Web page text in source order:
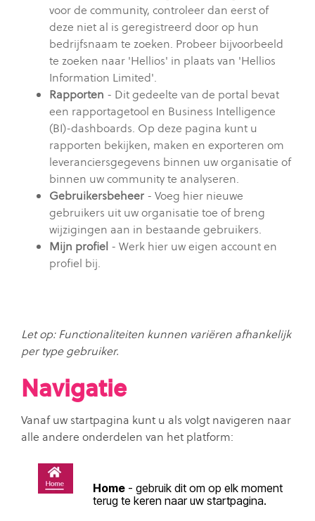
voor de community, controleer dan eerst of
deze niet al is geregistreerd door op hun
bedrijfsnaam te zoeken. Probeer bijvoorbeeld
te zoeken naar 'Hellios' in plaats van 'Hellios
Information Limited'.
Rapporten - Dit gedeelte van de portal bevat
een rapportagetool en Business Intelligence
(BI)-dashboards. Op deze pagina kunt u
rapporten bekijken, maken en exporteren om
leveranciersgegevens binnen uw organisatie of
binnen uw community te analyseren.
Gebruikersbeheer - Voeg hier nieuwe
gebruikers uit uw organisatie toe of breng
wijzigingen aan in bestaande gebruikers.
Mijn profiel - Werk hier uw eigen account en
profiel bij.
Let op: Functionaliteiten kunnen variëren afhankelijk
per type gebruiker.
Navigatie
Vanaf uw startpagina kunt u als volgt navigeren naar
alle andere onderdelen van het platform:
Home - gebruik dit om op elk moment
terug te keren naar uw startpagina.